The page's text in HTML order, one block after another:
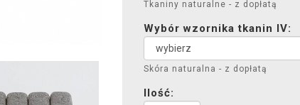
Tkaniny naturalne - z dopłatą
Wybór wzornika tkanin IV:
Skóra naturalna - z dopłatą
Ilość: